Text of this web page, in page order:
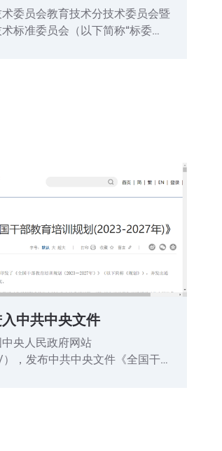
委员会教育技术分技术委员会暨
标准委员会（以下简称“标委
中共中央文件
央人民政府网站
，发布中共中央文件《全国干部